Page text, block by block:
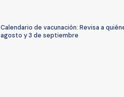
Calendario de vacunación: Revisa a
agosto y 3 de septiembre